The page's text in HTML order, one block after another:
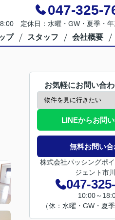
047-325-
定休日：水曜・GW・夏季・年
プ スタッフ 会社概要
お気軽にお問い合
LINEからお問
無料お問い
株式会社パッシングポ
ジェント市
047-
10:00～
（休：水曜・GW・夏